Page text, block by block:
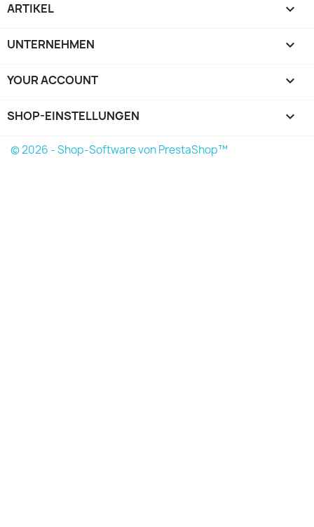
ARTIKEL 
UNTERNEHMEN 
YOUR ACCOUNT 
SHOP-EINSTELLUNGEN keyboard_arrow_down
© 2026 - Shop-Software von PrestaShop™